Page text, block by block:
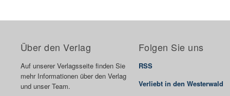
Über den Verlag
Auf unserer Verlagsseite finden Sie
mehr Informationen über den Verlag
und unser Team.
Folgen Sie uns
RSS
Verliebt in den Westerwald